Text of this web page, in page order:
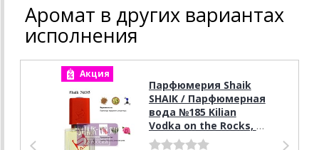
Аромат в других вариантах
исполнения
Акция
Парфюмерия Shaik
SHAIK / Парфюмерная
вода №185 Kilian
Vodka on the Rocks, 50
мл.